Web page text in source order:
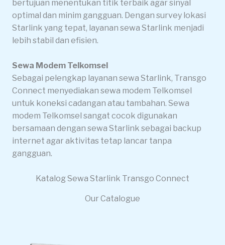
bertujuan menentukan titik terbaik agar sinyal
optimal dan minim gangguan. Dengan survey lokasi
Starlink yang tepat, layanan sewa Starlink menjadi
lebih stabil dan efisien.
Sewa Modem Telkomsel
Sebagai pelengkap layanan sewa Starlink, Transgo
Connect menyediakan sewa modem Telkomsel
untuk koneksi cadangan atau tambahan. Sewa
modem Telkomsel sangat cocok digunakan
bersamaan dengan sewa Starlink sebagai backup
internet agar aktivitas tetap lancar tanpa
gangguan.
Katalog Sewa Starlink Transgo Connect
Our Catalogue